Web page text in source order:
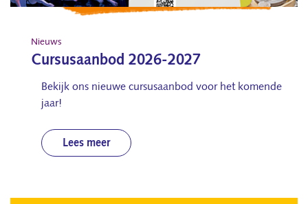
Nieuws
Cursusaanbod 2026-2027
Bekijk ons nieuwe cursusaanbod voor het komende
jaar!
Lees meer